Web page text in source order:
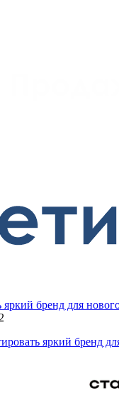
бренд для
яркий бренд